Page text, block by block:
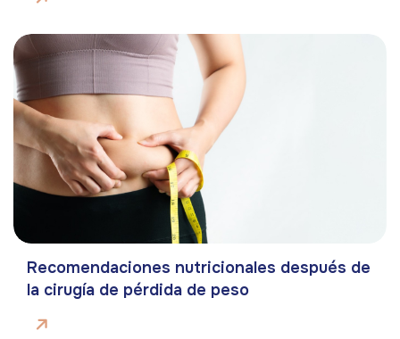
Recomendaciones nutricionales después de
la cirugía de pérdida de peso